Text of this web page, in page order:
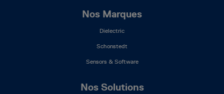
Nos Marques
Dielectric
Schonstedt
Sensors & Software
Nos Solutions